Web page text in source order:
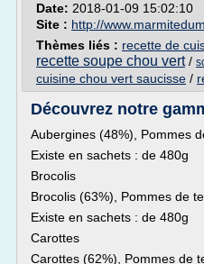
Date: 2018-01-09 15:02:10
Site : http://
Thèmes liés : recette de
recette soupe chou vert/
cuisine chou vert saucisse /
Découvrez notre
Aubergines (48%), Pommes
Existe en sachets : de 480g
Brocolis
Brocolis (63%), Pommes de
Existe en sachets : de 480g
Carottes
Carottes (62%), Pommes de